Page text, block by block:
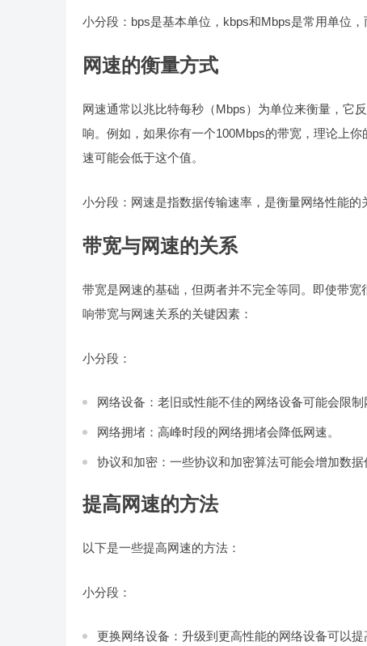
小分段：bps是基本单位，kbps和Mbps是常用单位，
网速的衡量方式
网速通常以兆比特每秒（Mbps）为单位来衡量，它
响。例如，如果你有一个100Mbps的带宽，理论上
速可能会低于这个值。
小分段：网速是指数据传输速率，是衡量网络性能的
带宽与网速的关系
带宽是网速的基础，但两者并不完全等同。即使带
响带宽与网速关系的关键因素：
小分段：
网络设备：老旧或性能不佳的网络设备可能会限制
网络拥堵：高峰时段的网络拥堵会降低网速。
协议和加密：一些协议和加密算法可能会增加数据
提高网速的方法
以下是一些提高网速的方法：
小分段：
更换网络设备：升级到更高性能的网络设备可以提